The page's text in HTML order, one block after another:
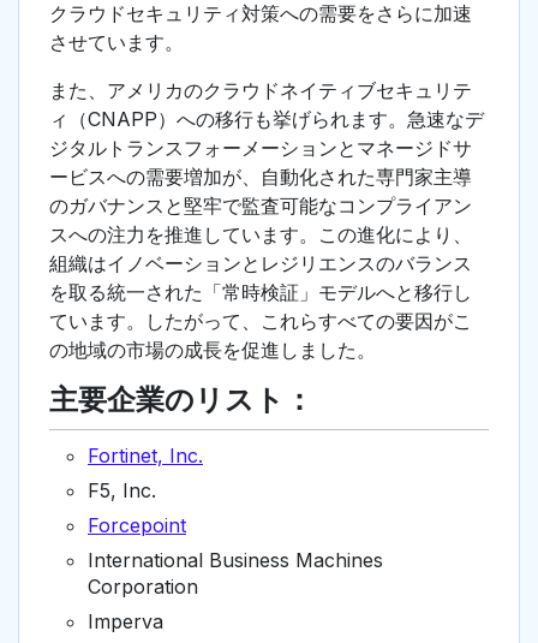
クラウドセキュリティ対策への需要をさらに加速
させています。
また、アメリカのクラウドネイティブセキュリテ
ィ（CNAPP）への移行も挙げられます。急速なデ
ジタルトランスフォーメーションとマネージドサ
ービスへの需要増加が、自動化された専門家主導
のガバナンスと堅牢で監査可能なコンプライアン
スへの注力を推進しています。この進化により、
組織はイノベーションとレジリエンスのバランス
を取る統一された「常時検証」モデルへと移行し
ています。したがって、これらすべての要因がこ
の地域の市場の成長を促進しました。
主要企業のリスト：
Fortinet, Inc.
F5, Inc.
Forcepoint
International Business Machines
Corporation
Imperva